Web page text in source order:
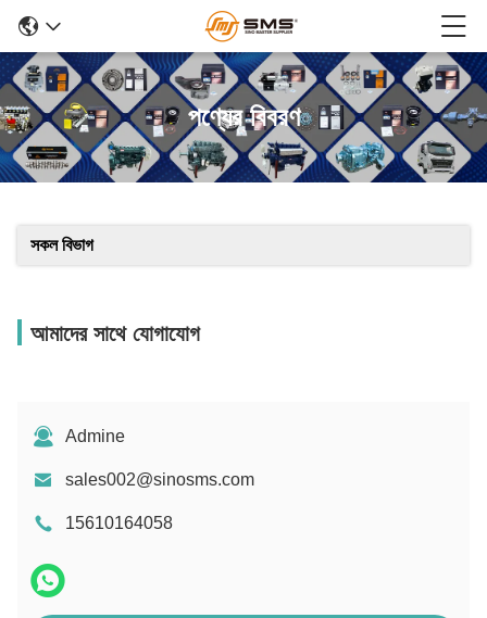
পণ্যের বিবরণ
সকল বিভাগ
আমাদের সাথে যোগাযোগ
Admine
sales002@sinosms.com
15610164058